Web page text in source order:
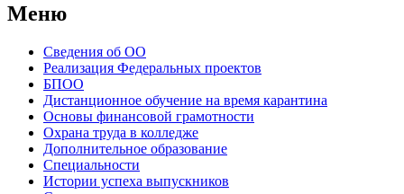
Меню
Сведения об ОО
Реализация Федеральных проектов
БПОО
Дистанционное обучение на время карантина
Основы финансовой грамотности
Охрана труда в колледже
Дополнительное образование
Специальности
Истории успеха выпускников